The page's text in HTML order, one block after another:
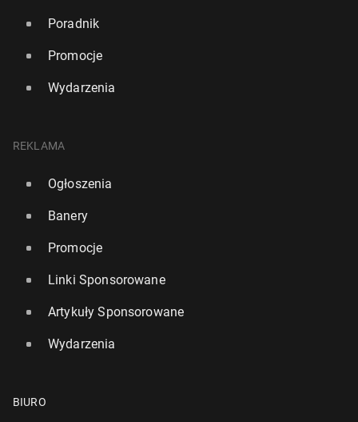
Poradnik
Promocje
Wydarzenia
REKLAMA
Ogłoszenia
Banery
Promocje
Linki Sponsorowane
Artykuły Sponsorowane
Wydarzenia
BIURO